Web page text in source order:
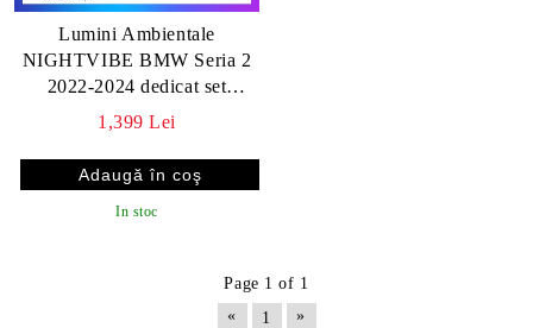
Lumini Ambientale
NIGHTVIBE BMW Seria 2
2022-2024 dedicat set
complet control telefon sau
1,399 Lei
In stoc
Page 1 of 1
«
1 »